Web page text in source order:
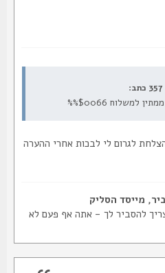
%%$0066
לגרום לי לבכות אחרי ההערה
לך - אתה אף פעם לא